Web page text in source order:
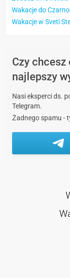
Wakacje do
Wakacje w Sveti
Czy
najlepszy
Nasi eksperci ds.
Telegram.
Żadnego spamu -